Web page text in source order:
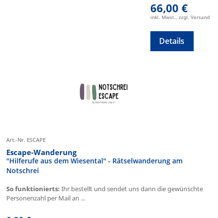
66,00 €
inkl. Mwst., zzgl. Versand
Details
Art.-Nr. ESCAPE
Escape-Wanderung
"Hilferufe aus dem Wiesental" - Rätselwanderung am
Notschrei
So funktionierts: Ihr bestellt und sendet uns dann die gewünschte
Personenzahl per Mail an ...